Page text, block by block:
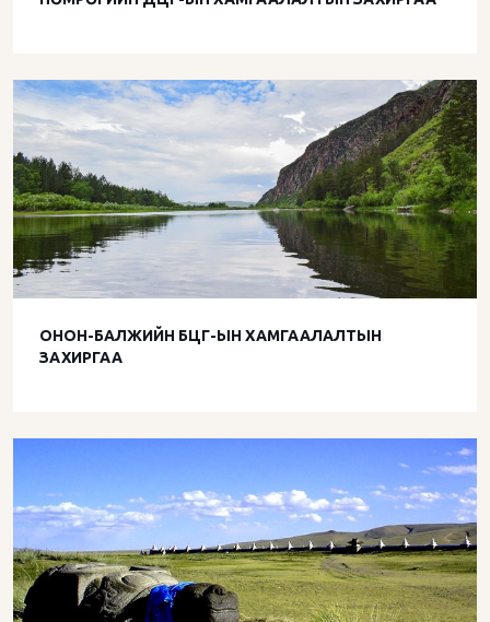
ОНОН-БАЛЖИЙН БЦГ-ЫН ХАМГААЛАЛТЫН
ЗАХИРГАА